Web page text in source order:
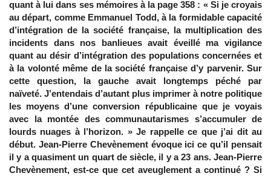
quant à lui dans ses mémoires à la page 358 : « Si je croyais
au départ, comme Emmanuel Todd, à la formidable capacité
d’intégration de la société française, la multiplication des
incidents dans nos banlieues avait éveillé ma vigilance
quant au désir d’intégration des populations concernées et
à la volonté même de la société française d’y parvenir. Sur
cette question, la gauche avait longtemps péché par
naïveté. J’entendais d’autant plus imprimer à notre politique
les moyens d’une conversion républicaine que je voyais
avec la montée des communautarismes s’accumuler de
lourds nuages à l’horizon. » Je rappelle ce que j’ai dit au
début. Jean-Pierre Chevènement évoque ici ce qu’il pensait
il y a quasiment un quart de siècle, il y a 23 ans. Jean-Pierre
Chevènement, est-ce que cet aveuglement a continué ? Si